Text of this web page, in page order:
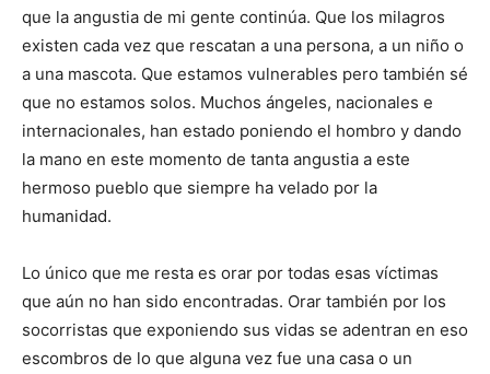
que la angustia de mi gente continúa. Que los milagros
existen cada vez que rescatan a una persona, a un niño o
a una mascota. Que estamos vulnerables pero también sé
que no estamos solos. Muchos ángeles, nacionales e
internacionales, han estado poniendo el hombro y dando
la mano en este momento de tanta angustia a este
hermoso pueblo que siempre ha velado por la
humanidad.
Lo único que me resta es orar por todas esas víctimas
que aún no han sido encontradas. Orar también por los
socorristas que exponiendo sus vidas se adentran en eso
escombros de lo que alguna vez fue una casa o un